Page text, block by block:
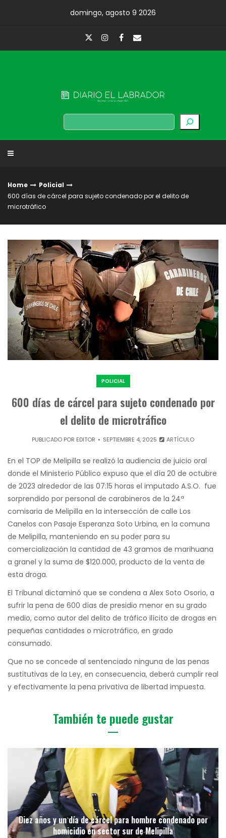
domingo, agosto 9 2026
Buscar
Home
Policial
600 días de cárcel para sujeto condenado por el delito de
microtráfico
POLICIAL
600 días de cárcel para sujeto condenado por
el delito de microtráfico
PUBLICADO POR EDITOR SEPTIEMBRE 4, 2025 ARTÍCULO
En el TOP de Melipilla se realizó la audiencia de juicio oral
donde el Ministerio Público expuso que el día 20 de octubre
de 2023 alrededor de las 07:15 horas el imputado A.S.O. fue
sorprendido por personal de carabineros de la 24ª
comisaria de Melipilla en la intersección de calle Los
Canelos con Pasaje Esperanza Soto Urbina, en la comuna
de Melipilla, manteniendo en su poder para su
comercialización la cantidad de 43 gramos de marihuana
a granel y la suma de $120.000, producto de la venta de
esta droga.
El Tribunal dictaminó que se condena a Alex Soto Osorio, a
sufrir la pena de 600 días de presidio menor en su grado
medio, como autor del delito de tráfico ilícito de drogas en
pequeñas cantidades o microtráfico, en grado
consumado.
Que no se concede al sentenciado ninguna de las penas
sustitutivas de la Ley, en consecuencia, deberá cumplir real
y efectivamente la pena privativa de libertad impuesta.
También te puede gustar
Diez años y un día de cárcel para hombre condenado por
homicidio en sector sur de Melipilla